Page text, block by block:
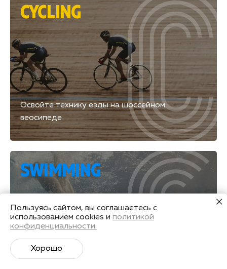
CYCLING
Освойте технику езды на шоссейном
веосипеде
SWIMMING
Плавание — лучший антистресс.
Пользуясь сайтом, вы соглашаетесь с
использованием cookies и политикой
конфиденциальности.
Хорошо